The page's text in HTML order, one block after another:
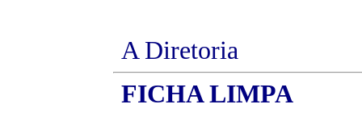
A Diretoria
FICHALIMPA